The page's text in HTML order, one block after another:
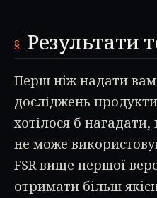
Результати
Перш ніж надати
досліджень
хотілося б
не може
FSR вище першої
отримати більш